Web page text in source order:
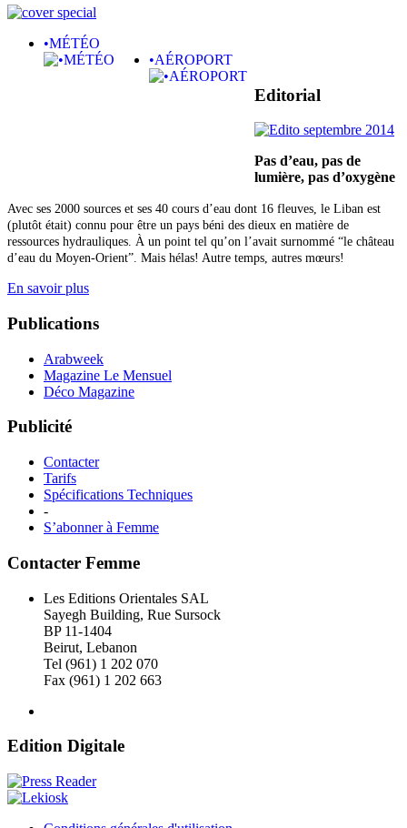
•MÉTÉO
•AÉROPORT
Editorial
Pas d’eau, pas de
lumière, pas d’oxygène
Avec ses 2000 sources et ses 40 cours d’eau dont 16 fleuves, le Liban est
(plutôt était) connu pour être un pays béni des dieux en matière de
ressources hydrauliques. À un point tel qu’on l’avait surnommé “le château
d’eau du Moyen-Orient”. Mais hélas! Autre temps, autres mœurs!
En savoir plus
Publications
Arabweek
Magazine Le Mensuel
Déco Magazine
Publicité
Contacter
Tarifs
Spécifications Techniques
-
S’abonner à Femme
Contacter Femme
Les Editions Orientales SAL
Sayegh Building, Rue Sursock
BP 11-1404
Beirut, Lebanon
Tel (961) 1 202 070
Fax (961) 1 202 663
Edition Digitale